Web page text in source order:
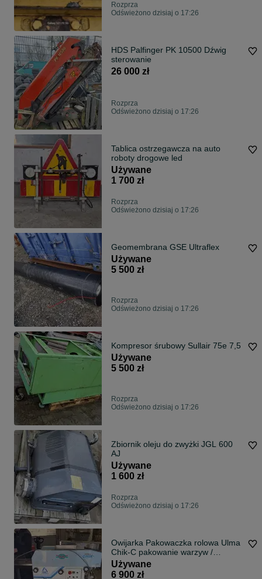
Rozprza
Odświeżono dzisiaj o 17:26
HDS Palfinger PK 10500 Dźwig
sterowanie
26 000 zł
Rozprza
Odświeżono dzisiaj o 17:26
Tablica ostrzegawcza na auto
roboty drogowe led
Używane
1 700 zł
Rozprza
Odświeżono dzisiaj o 17:26
Geomembrana GSE Ultraflex
Używane
5 500 zł
Rozprza
Odświeżono dzisiaj o 17:26
Kompresor śrubowy Sullair 75e 7,5
Używane
5 500 zł
Rozprza
Odświeżono dzisiaj o 17:26
Zbiornik oleju do zwyżki JGL 600
AJ
Używane
1 600 zł
Rozprza
Odświeżono dzisiaj o 17:26
Owijarka Pakowaczka rolowa Ulma
Chik-C pakowanie warzyw /
owoców
Używane
6 900 zł